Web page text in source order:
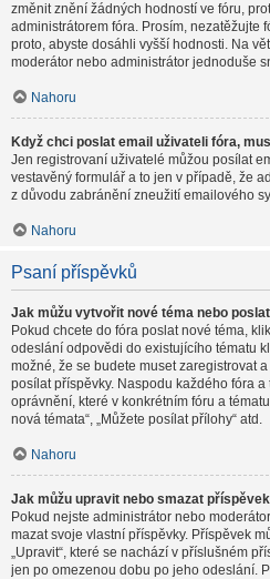
změnit znění žádných hodností ve fóru,
administrátorem fóra. Prosím, nezatěžujte
proto, abyste dosáhli vyšší hodnosti. Na
moderátor nebo administrátor jednoduše
Nahoru
Když chci poslat email uživateli fóra,
Jen registrovaní uživatelé můžou posílat
vestavěný formulář a to jen v případě, že
z důvodu zabránění zneužití emailového
Nahoru
Psaní příspěvků
Jak můžu vytvořit nové téma nebo
Pokud chcete do fóra poslat nové téma,
odeslání odpovědi do existujícího tématu
možné, že se budete muset zaregistrovat
posílat příspěvky. Naspodu každého fóra
oprávnění, které v konkrétním fóru a
nová témata“, „Můžete posílat přílohy“ atd.
Nahoru
Jak můžu upravit nebo smazat
Pokud nejste administrátor nebo
mazat svoje vlastní příspěvky. Příspěvek
„Upravit“, které se nachází v příslušném
jen po omezenou dobu po jeho odeslání.